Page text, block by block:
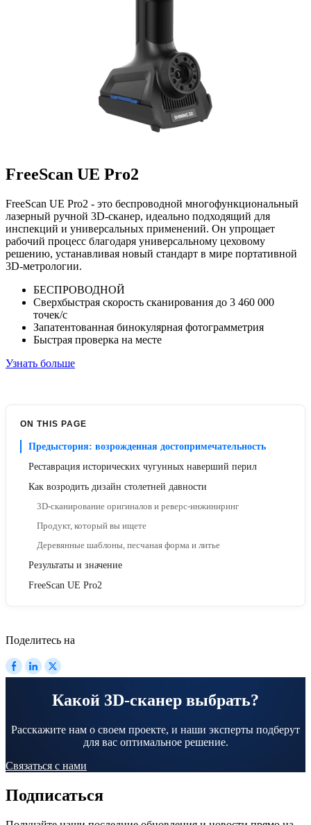
FreeScan UE Pro2
FreeScan UE Pro2 - это беспроводной многофункциональный
лазерный ручной 3D-сканер, идеально подходящий для
инспекций и универсальных применений. Он упрощает
рабочий процесс благодаря универсальному цеховому
решению, устанавливая новый стандарт в мире портативной
3D-метрологии.
БЕСПРОВОДНОЙ
Сверхбыстрая скорость сканирования до 3 460 000
точек/с
Запатентованная бинокулярная фотограмметрия
Быстрая проверка на месте
Узнать больше
ON THIS PAGE
Предыстория: возрожденная достопримечательность
Реставрация исторических чугунных наверший перил
Как возродить дизайн столетней давности
3D-сканирование оригиналов и реверс-инжиниринг
Продукт, который вы ищете
Деревянные шаблоны, песчаная форма и литье
Результаты и значение
FreeScan UE Pro2
Поделитесь на
Какой 3D-сканер выбрать?
Расскажите нам о своем проекте, и наши эксперты подберут
для вас оптимальное решение.
Связаться с нами
Подписаться